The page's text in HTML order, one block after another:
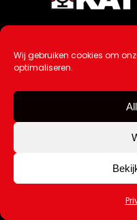
Wij gebruiken cookies om
optimaliseren.
Ontwikkeling